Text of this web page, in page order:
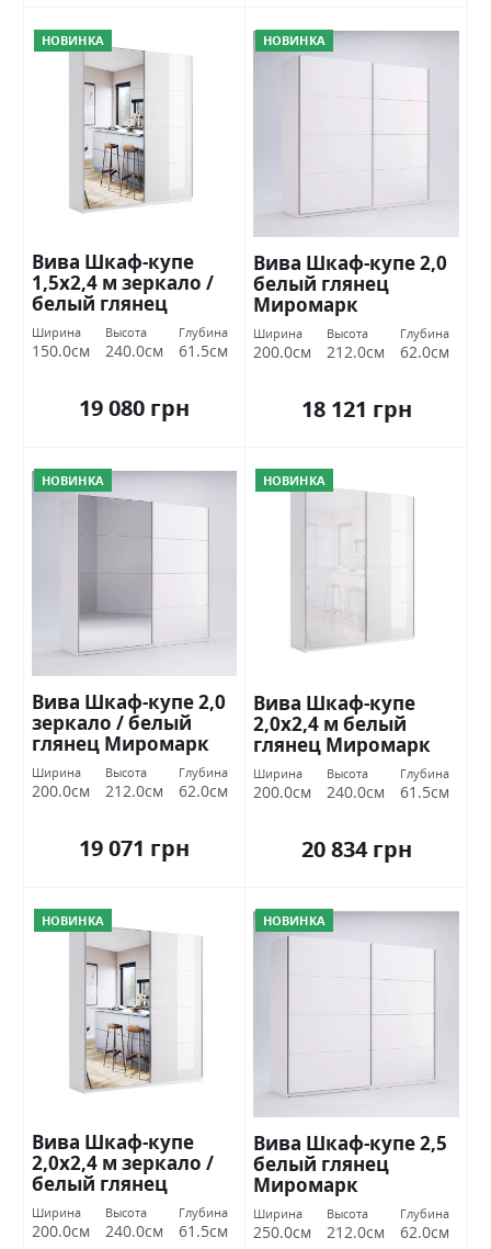
НОВИНКА
Вива Шкаф-купе
1,5х2,4 м зеркало /
белый глянец
Миромарк
Ширина
150.0см
Высота
240.0см
Глубина
61.5см
19 080 грн
НОВИНКА
Вива Шкаф-купе 2,0
белый глянец
Миромарк
Ширина
200.0см
Высота
212.0см
Глубина
62.0см
18 121 грн
НОВИНКА
Вива Шкаф-купе 2,0
зеркало / белый
глянец Миромарк
Ширина
200.0см
Высота
212.0см
Глубина
62.0см
19 071 грн
НОВИНКА
Вива Шкаф-купе
2,0х2,4 м белый
глянец Миромарк
Ширина
200.0см
Высота
240.0см
Глубина
61.5см
20 834 грн
НОВИНКА
Вива Шкаф-купе
2,0х2,4 м зеркало /
белый глянец
Миромарк
Ширина
200.0см
Высота
240.0см
Глубина
61.5см
НОВИНКА
Вива Шкаф-купе 2,5
белый глянец
Миромарк
Ширина
250.0см
Высота
212.0см
Глубина
62.0см